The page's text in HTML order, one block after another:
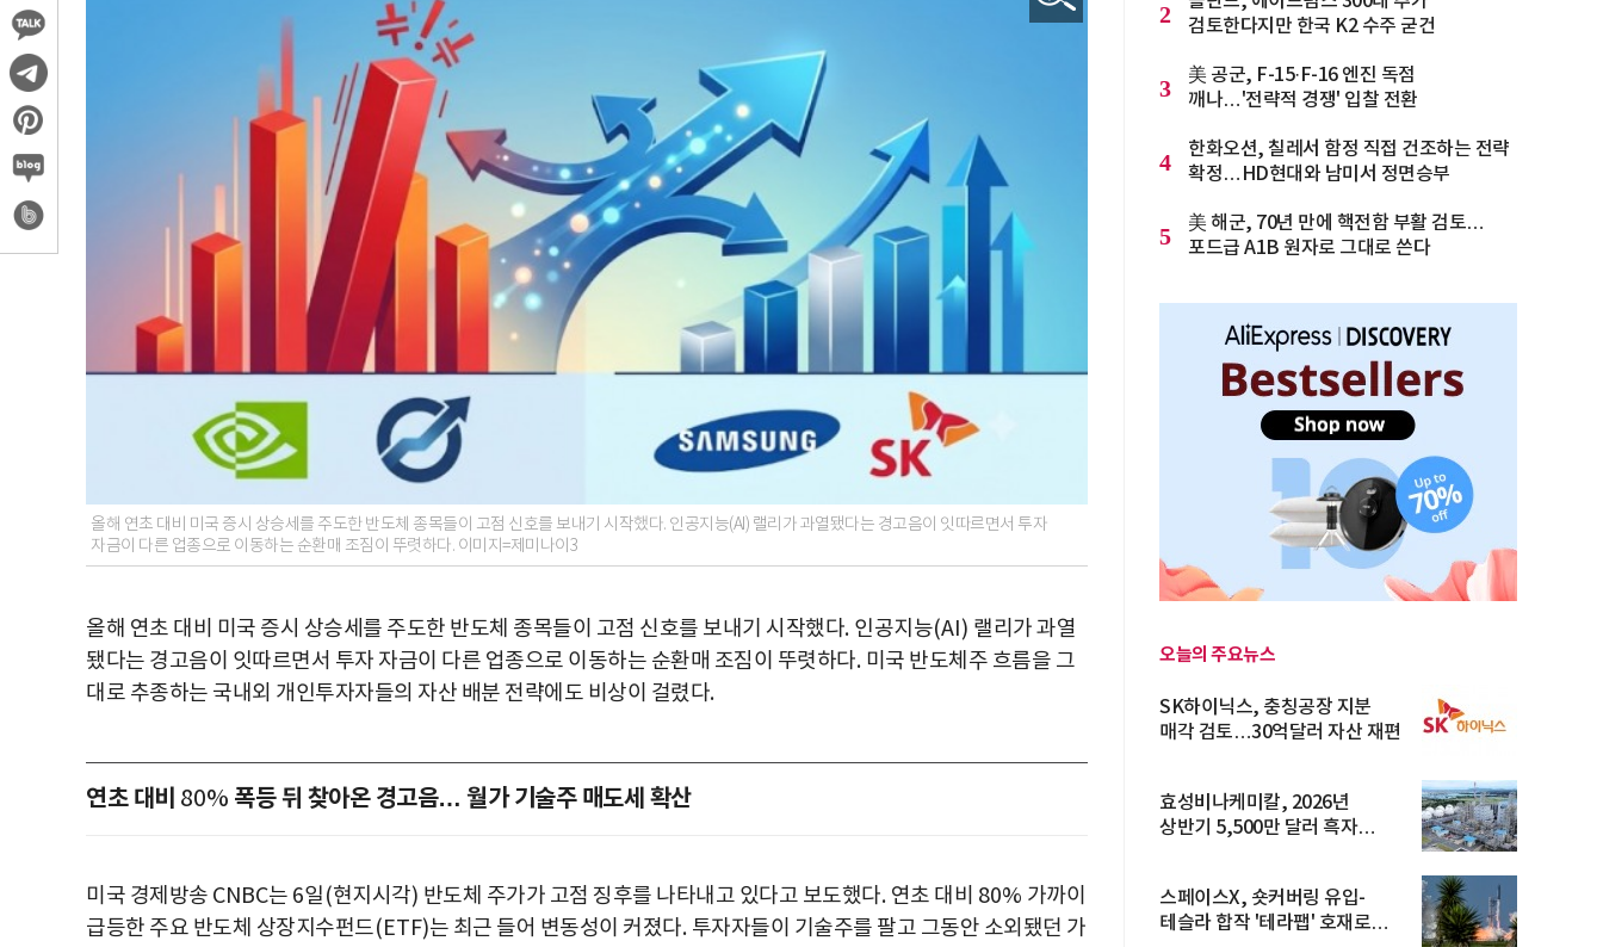
올해 연초 대비 미국 증시 상승세를 주도한 반도체 종목들이 고점 신호를 보내기 시작했다. 인공지능(AI) 랠리가 과열됐다는 경고음이 잇따르면서 투자
자금이 다른 업종으로 이동하는 순환매 조짐이 뚜렷하다. 이미지=제미나이3
올해 연초 대비 미국 증시 상승세를 주도한 반도체 종목들이 고점 신호를 보내기 시작했다. 인공지능(AI) 랠리가 과열
됐다는 경고음이 잇따르면서 투자 자금이 다른 업종으로 이동하는 순환매 조짐이 뚜렷하다. 미국 반도체주 흐름을 그
대로 추종하는 국내외 개인투자자들의 자산 배분 전략에도 비상이 걸렸다.
연초 대비 80% 폭등 뒤 찾아온 경고음… 월가 기술주 매도세 확산
미국 경제방송 CNBC는 6일(현지시각) 반도체 주가가 고점 징후를 나타내고 있다고 보도했다. 연초 대비 80% 가까이
급등한 주요 반도체 상장지수펀드(ETF)는 최근 들어 변동성이 커졌다. 투자자들이 기술주를 팔고 그동안 소외됐던 가
2
검토한다지만 한국 K2 수주 굳건
3
美 공군, F-15·F-16 엔진 독점
깨나…'전략적 경쟁' 입찰 전환
4
한화오션, 칠레서 함정 직접 건조하는 전략
확정…HD현대와 남미서 정면승부
5
美 해군, 70년 만에 핵전함 부활 검토…
포드급 A1B 원자로 그대로 쓴다
오늘의 주요뉴스
SK하이닉스, 충칭공장 지분
매각 검토…30억달러 자산 재편
효성비나케미칼, 2026년
상반기 5,500만 달러 흑자
스페이스X, 숏커버링 유입-
테슬라 합작 '테라팹' 호재로